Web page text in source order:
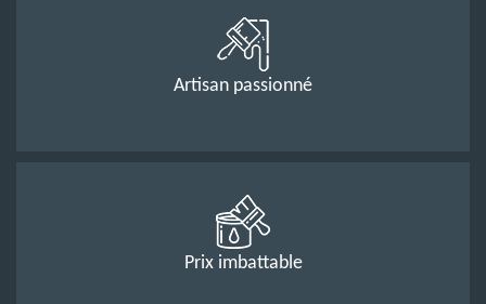
Artisan passionné
Prix imbattable